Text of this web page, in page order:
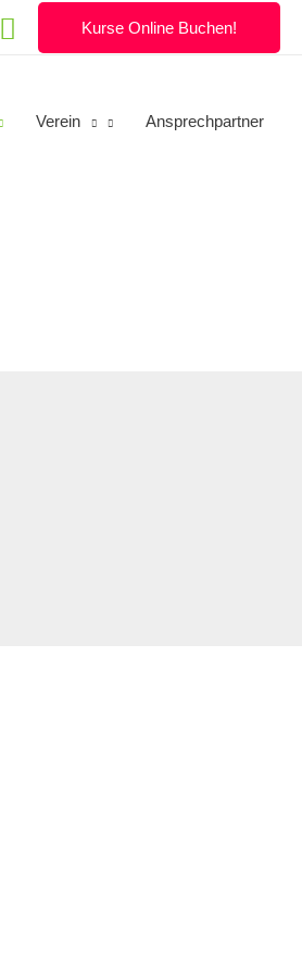
SuchenKurse Online Buchen!
Verein Ansprechpartner